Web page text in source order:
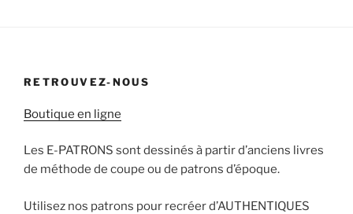
RETROUVEZ-NOUS
Boutique en ligne
Les E-PATRONS sont dessinés à partir d’anciens livres
de méthode de coupe ou de patrons d’époque.
Utilisez nos patrons pour recréer d’AUTHENTIQUES